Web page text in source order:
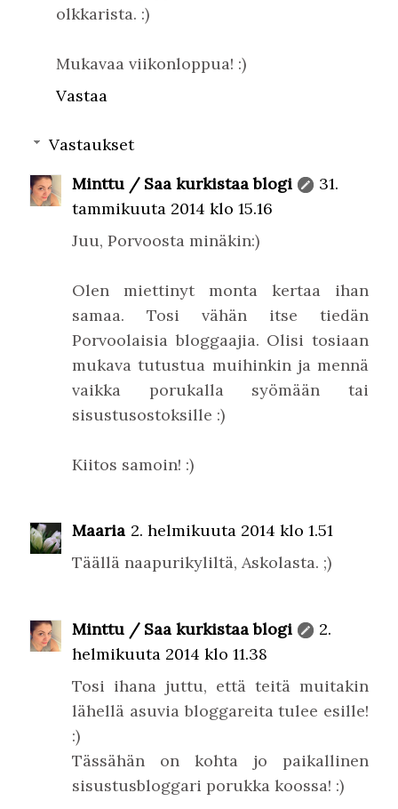
olkkarista. :)
Mukavaa viikonloppua! :)
Vastaa
Vastaukset
Minttu / Saa kurkistaa blogi
31.
tammikuuta 2014 klo 15.16
Juu, Porvoosta minäkin:)
Olen miettinyt monta kertaa ihan
samaa. Tosi vähän itse tiedän
Porvoolaisia bloggaajia. Olisi tosiaan
mukava tutustua muihinkin ja mennä
vaikka porukalla syömään tai
sisustusostoksille :)
Kiitos samoin! :)
Maaria 2. helmikuuta 2014 klo 1.51
Täällä naapurikyliltä, Askolasta. ;)
Minttu / Saa kurkistaa blogi
2.
helmikuuta 2014 klo 11.38
Tosi ihana juttu, että teitä muitakin
lähellä asuvia bloggareita tulee esille!
:)
Tässähän on kohta jo paikallinen
sisustusbloggari porukka koossa! :)